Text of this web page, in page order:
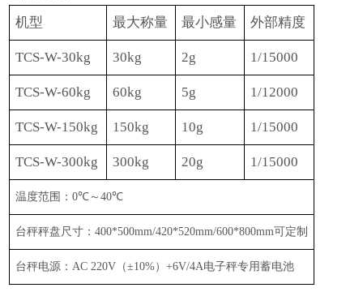
机型 最大称量 最小感量 外部精度
TCS-W-30kg 30kg 2g 1/15000
TCS-W-60kg 60kg 5g 1/12000
TCS-W-150kg 150kg 10g 1/15000
TCS-W-300kg 300kg 20g 1/15000
温度范围：0℃ ～40℃
台秤秤盘尺寸：400*500mm/420*520mm/600*800mm可定制
台秤电源：AC 220V （±10%）+6V/4A电子秤专用蓄电池